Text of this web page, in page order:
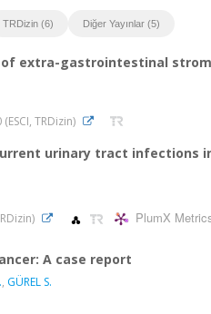
TRDizin (6) Diğer Yayınlar (5)
extra-gastrointestinal
TRDizin)
urinary tract infections
PlumX
A case report
, GÜREL S.